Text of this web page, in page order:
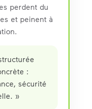
perdent du
et peinent à
:
sécurité
»